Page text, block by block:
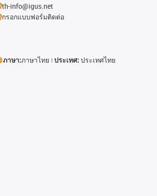
th-info@igus.net
กรอกแบบฟอร์มติดต่อ
ภาษา:ภาษาไทย ประเทศ: ประเทศไทย